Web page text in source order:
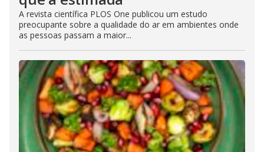
A revista científica PLOS One publicou um estudo
preocupante sobre a qualidade do ar em ambientes onde
as pessoas passam a maior...